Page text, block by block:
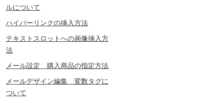
ルについて
ハイパーリンクの挿入方法
テキストスロットへの画像挿入方
法
メール設定 購入商品の指定方法
メールデザイン編集 変数タグに
ついて